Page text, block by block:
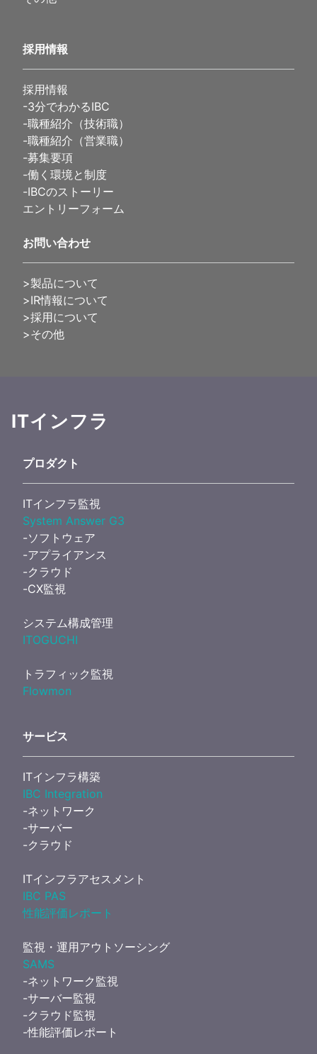
採用情報
採用情報
-3分でわかるIBC
-職種紹介（技術職）
-職種紹介（営業職）
-募集要項
-働く環境と制度
-IBCのストーリー
エントリーフォーム
お問い合わせ
>製品について
>IR情報について
>採用について
>その他
ITインフラ
プロダクト
ITインフラ監視
System Answer G3
-ソフトウェア
-アプライアンス
-クラウド
-CX監視
システム構成管理
ITOGUCHI
トラフィック監視
Flowmon
サービス
ITインフラ構築
IBC Integration
-ネットワーク
-サーバー
-クラウド
ITインフラアセスメント
IBC PAS
性能評価レポート
監視・運用アウトソーシング
SAMS
-ネットワーク監視
-サーバー監視
-クラウド監視
-性能評価レポート